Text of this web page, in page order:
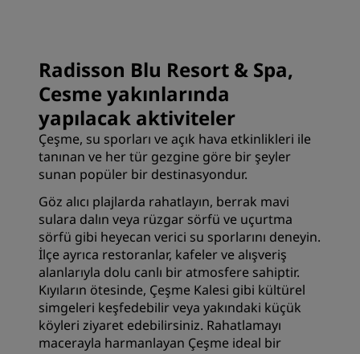
Radisson Blu Resort & Spa,
Cesme yakınlarında
yapılacak aktiviteler
Çeşme, su sporları ve açık hava etkinlikleri ile
tanınan ve her tür gezgine göre bir şeyler
sunan popüler bir destinasyondur.
Göz alıcı plajlarda rahatlayın, berrak mavi
sulara dalın veya rüzgar sörfü ve uçurtma
sörfü gibi heyecan verici su sporlarını deneyin.
İlçe ayrıca restoranlar, kafeler ve alışveriş
alanlarıyla dolu canlı bir atmosfere sahiptir.
Kıyıların ötesinde, Çeşme Kalesi gibi kültürel
simgeleri keşfedebilir veya yakındaki küçük
köyleri ziyaret edebilirsiniz. Rahatlamayı
macerayla harmanlayan Çeşme ideal bir